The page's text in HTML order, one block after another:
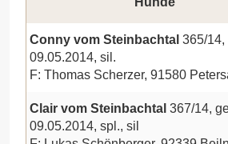
Conny vom Steinbachtal 365/14,
09.05.2014, sil.
F: Thomas Scherzer, 91580
Clair vom Steinbachtal 367/14,
09.05.2014, spl., sil